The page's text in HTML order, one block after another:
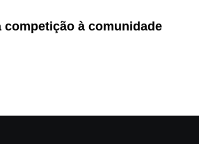
competição à comunidade